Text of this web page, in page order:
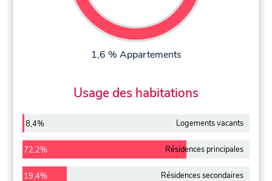
1,6 % Appartements
Usage des habitations
8,4% Logements vacants
72,2% Résidences principales
19,4% Résidences secondaires